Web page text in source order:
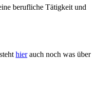
berufliche Tätigkeit und
hierauch noch was über